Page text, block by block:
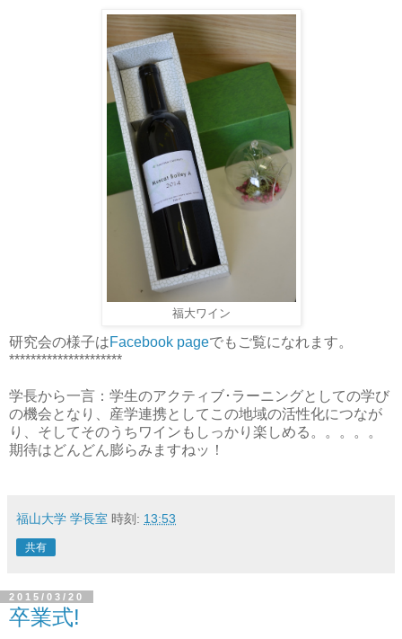
福大ワイン
研究会の様子はFacebook pageでもご覧になれます。
*********************
学長から一言：学生のアクティブ･ラーニングとしての学び
の機会となり、産学連携としてこの地域の活性化につなが
り、そしてそのうちワインもしっかり楽しめる。。。。。
期待はどんどん膨らみますねッ！
福山大学 学長室 時刻: 13:53
共有
2015/03/20
卒業式!